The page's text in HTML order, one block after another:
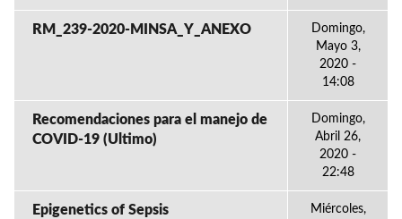
RM_239-2020-MINSA_Y_ANEXO
Domingo,
Mayo 3,
2020 -
14:08
Recomendaciones para el manejo de
COVID-19 (Ultimo)
Domingo,
Abril 26,
2020 -
22:48
Epigenetics of Sepsis
Miércoles,